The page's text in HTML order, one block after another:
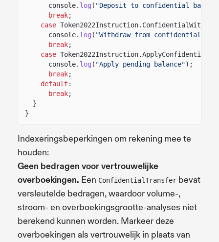
console. log ( "Deposit to confidential
break;
case
console. log ( "Withdraw from confidential
break;
case
console. log ( "Apply pending balance");
break;
default :
break;
}
}
Indexeringsbeperkingen om rekening mee te
houden:
Geen bedragen voor vertrouwelijke
overboekingen. Een ConfidentialTransfer bevat
versleutelde bedragen, waardoor volume-,
stroom- en overboekingsgrootte-analyses niet
berekend kunnen worden. Markeer deze
overboekingen als vertrouwelijk in plaats van